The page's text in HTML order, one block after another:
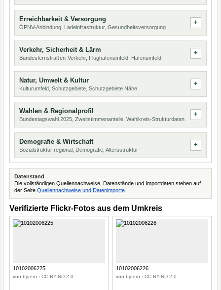
Erreichbarkeit & Versorgung
ÖPNV-Anbindung, Ladeinfrastruktur, Gesundheitsversorgung
Verkehr, Sicherheit & Lärm
Bundesfernstraßen-Verkehr, Flughafenumfeld, Hafenumfeld
Natur, Umwelt & Kultur
Kulturumfeld, Schutzgebiete, Schutzgebiete Nähe
Wahlen & Regionalprofil
Bundestagswahl 2025, Zweitstimmenanteile, Wahlkreis-Strukturdaten
Demografie & Wirtschaft
Sozialstruktur regional, Demografie, Altersstruktur
Datenstand
Die vollständigen Quellennachweise, Datenstände und Importdaten stehen auf
der Seite Quellennachweise und Datenimporte
Verifizierte Flickr-Fotos aus dem Umkreis
10102006225
von bjoern · CC BY-ND 2.0
10102006226
von bjoern · CC BY-ND 2.0